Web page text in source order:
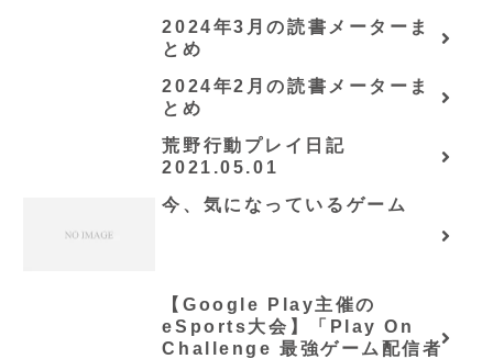
会の立上げです～（グラスト
ノベルス） (グラスト
NOVELS)/可換環」シリーズ
全巻のあらすじ・感想
2024年3月の読書メーターま
とめ
2024年2月の読書メーターま
とめ
荒野行動プレイ日記
2021.05.01
今、気になっているゲーム
【Google Play主催の
eSports大会】「Play On
Challenge 最強ゲーム配信者